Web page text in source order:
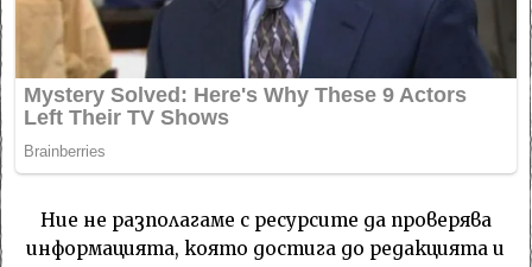
Ние не разполагаме с ресурсите да проверява
информацията, която достига до редакцията и